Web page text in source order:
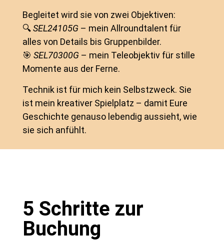
Begleitet wird sie von zwei Objektiven:
🔍SEL24105G– mein Allroundtalent für
alles von Details bis Gruppenbilder.
🎯 SEL70300G– mein Teleobjektiv für stille
Momente aus der Ferne.
Technik ist für mich kein Selbstzweck. Sie
ist mein kreativer Spielplatz – damit Eure
Geschichte genauso lebendig aussieht, wie
sie sich anfühlt.
5 Schritte zur
Buchung